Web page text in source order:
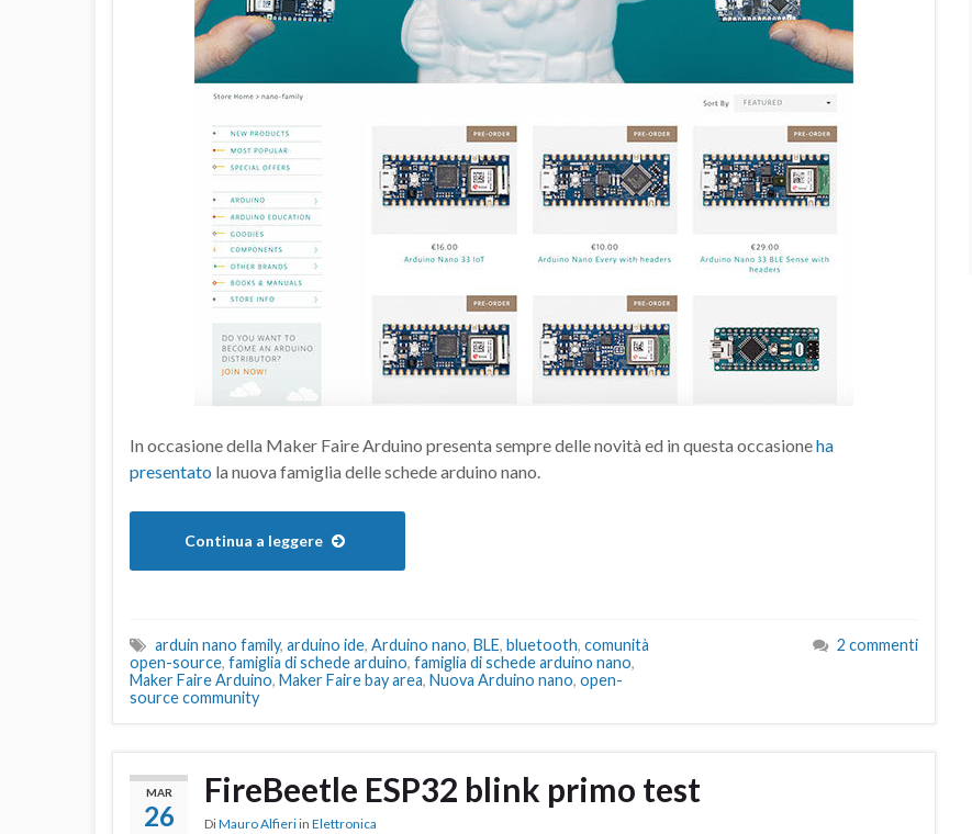
In occasione della Maker Faire Arduino presenta sempre delle novità ed in questa occasioneha
presentato la nuova famiglia delle schede arduino nano.
Continua a leggere
arduin nano family, arduino ide, Arduino nano, BLE, bluetooth, comunità
open-source, famiglia di schede arduino, famiglia di schede arduino nano,
Maker Faire Arduino, Maker Faire bay area, Nuova Arduino nano, open-
source community
2 commenti
MAR
26
FireBeetle ESP32 blink primo test
DiMauro Alfieri in Elettronica